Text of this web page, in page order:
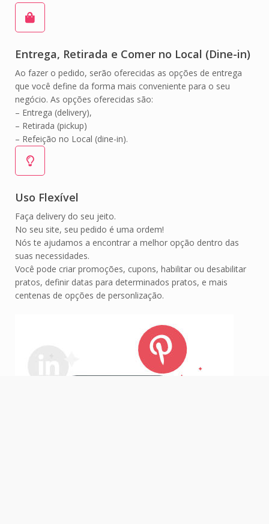
Entrega, Retirada e Comer no Local (Dine-in)
Ao fazer o pedido, serão oferecidas as opções de entrega
que você define da forma mais conveniente para o seu
negócio. As opções oferecidas são:
– Entrega (delivery),
– Retirada (pickup)
– Refeição no Local (dine-in).
Uso Flexível
Faça delivery do seu jeito.
No seu site, seu pedido é uma ordem!
Nós te ajudamos a encontrar a melhor opção dentro das
suas necessidades.
Você pode criar promoções, cupons, habilitar ou desabilitar
pratos, definir datas para determinados pratos, e mais
centenas de opções de personlização.